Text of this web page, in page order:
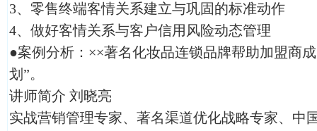
3、零售终端客情关系建立与巩固的标准动作
4、做好客情关系与客户信用风险动态管理
●案例分析：××著名化妆品连锁品牌帮助加盟商
划”。
讲师简介 刘晓亮
实战营销管理专家、著名渠道优化战略专家、中